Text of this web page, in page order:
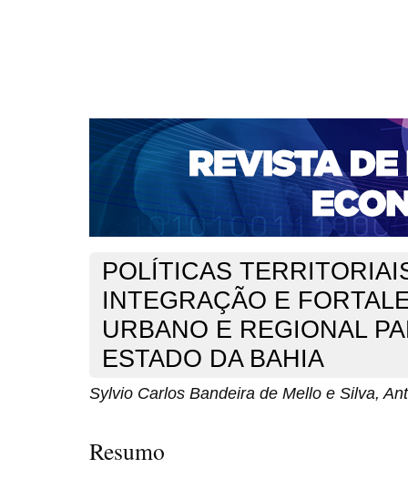
CAPA SOBRE ACESSO CADASTRO
NOTÍCIAS
PORTAL DE REVISTAS DA UNIFACS
BASES DE DADOS E INDEXADORES
Capa v. 10, n. 17 (2008) Bandeira de Mello e Silva
POLÍTICAS
INTEGRAÇÃO E
URBANO E REGIONAL
ESTADO DA BAHIA
Sylvio Carlos Bandeira de Mello e Silva,
Resumo